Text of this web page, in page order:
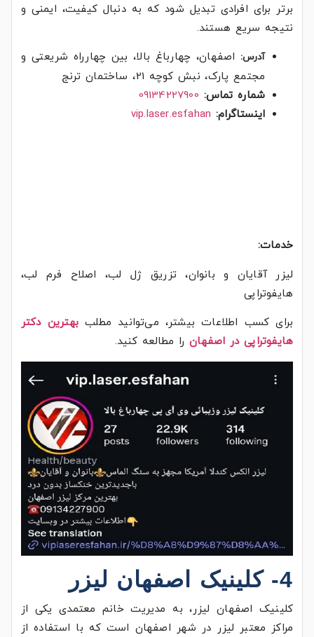
برتر برای افرادی تبدیل شود که به دنبال کیفیت، ایمنی و
نتیجه سریع هستند.
آدرس: اصفهان، چهارباغ بالا، بین چهارراه شریعتی و
مجتمع پارک، نبش کوچه 21، ساختمان ترنج
شماره تماس:
اینستاگرام: vip.laser.esfahan
خدمات:
لیزر آقایان و بانوان، تزریق ژل لب، اصلاح فرم لب،
هایفوتراپی
برای کسب اطلاعات بیشتر، می‌توانید مطلببهترین دکتر
هایفوتراپی در اصفهانرا مطالعه کنید.
4- کلینیک اصفهان لیزر
کلینیک اصفهان لیزر، به مدیریت خانم معتمدی یکی از
مراکز معتبر لیزر در شهر اصفهان است که با استفاده از